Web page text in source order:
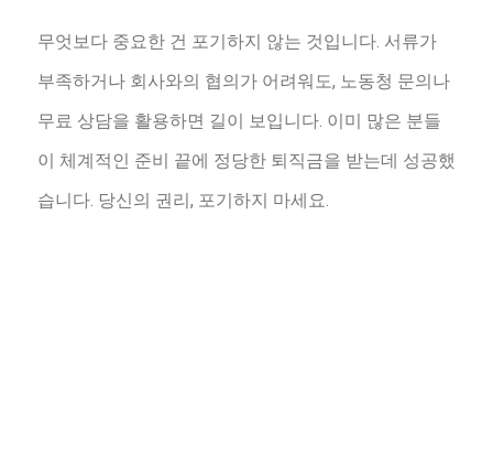
무엇보다 중요한 건 포기하지 않는 것입니다. 서류가
부족하거나 회사와의 협의가 어려워도, 노동청 문의나
무료 상담을 활용하면 길이 보입니다. 이미 많은 분들
이 체계적인 준비 끝에 정당한 퇴직금을 받는데 성공했
습니다. 당신의 권리, 포기하지 마세요.